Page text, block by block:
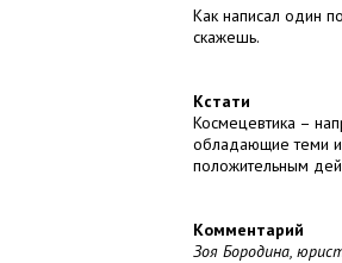
Как написал один
скажешь.
Кстати
Космецевтика –
обладающие теми
положительным
Комментарий
Зоя Бородина,